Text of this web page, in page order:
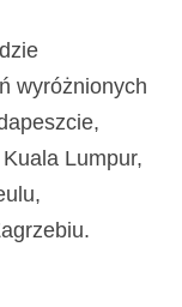
wyróżnionych
Lumpur,